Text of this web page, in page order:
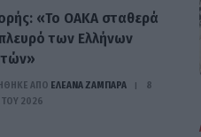
«Το ΟΑΚΑ σταθερά
των Ελλήνων
ΑΠΟ ΕΛΕΑΝΑ ΖΑΜΠΑΡΑ
8
2026